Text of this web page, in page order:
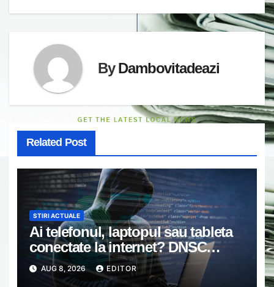
ByDambovitadeazi
Related Post
STIRI ACTUALE
Ai telefonul, laptopul sau tableta
conectate la internet? DNSC
avertizează asupra unui risc pe
care mulți utilizatori îl ignoră
AUG 8, 2026 EDITOR